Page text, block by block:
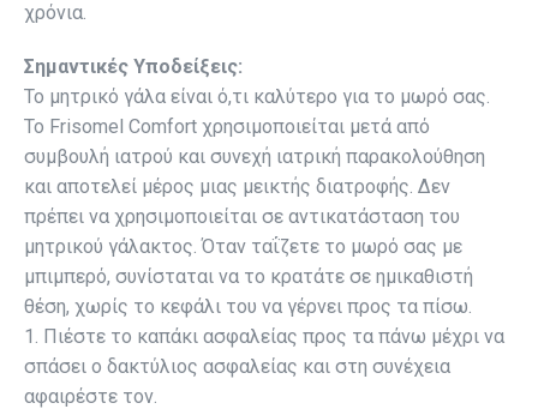
χρόνια.
Σημαντικές Υποδείξεις:
Το μητρικό γάλα είναι ό,τι καλύτερο για το μωρό σας.
Το Frisomel Comfort χρησιμοποιείται μετά από
συμβουλή ιατρού και συνεχή ιατρική παρακολούθηση
και αποτελεί μέρος μιας μεικτής διατροφής. Δεν
πρέπει να χρησιμοποιείται σε αντικατάσταση του
μητρικού γάλακτος. Όταν ταΐζετε το μωρό σας με
μπιμπερό, συνίσταται να το κρατάτε σε ημικαθιστή
θέση, χωρίς το κεφάλι του να γέρνει προς τα πίσω.
1. Πιέστε το καπάκι ασφαλείας προς τα πάνω μέχρι να
σπάσει ο δακτύλιος ασφαλείας και στη συνέχεια
αφαιρέστε τον.